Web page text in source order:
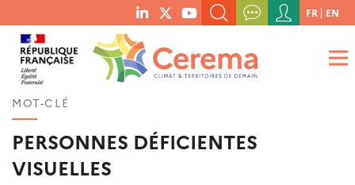
menu
social
links
RECHERCHER UN MOT-CLÉ, UNE PUBLICATION, ETC.
QUE RECHERCHEZ-VOUS ?
Menu
du
compte
de
FR EN
MOT-CLÉ
PERSONNES DÉFICIENTES
VISUELLES